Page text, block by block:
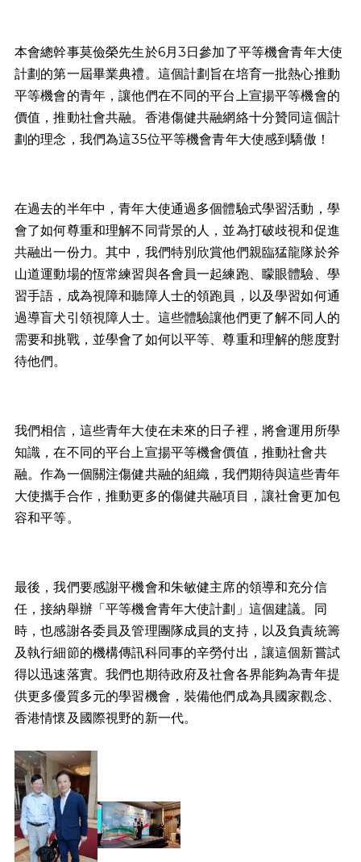
本會總幹事莫儉榮先生於6月3日參加了平等機會青年大使
計劃的第一屆畢業典禮。這個計劃旨在培育一批熱心推動
平等機會的青年，讓他們在不同的平台上宣揚平等機會的
價值，推動社會共融。香港傷健共融網絡十分贊同這個計
劃的理念，我們為這35位平等機會青年大使感到驕傲！
在過去的半年中，青年大使通過多個體驗式學習活動，學
會了如何尊重和理解不同背景的人，並為打破歧視和促進
共融出一份力。其中，我們特別欣賞他們親臨猛龍隊於斧
山道運動場的恆常練習與各會員一起練跑、矇眼體驗、學
習手語，成為視障和聽障人士的領跑員，以及學習如何通
過導盲犬引領視障人士。這些體驗讓他們更了解不同人的
需要和挑戰，並學會了如何以平等、尊重和理解的態度對
待他們。
我們相信，這些青年大使在未來的日子裡，將會運用所學
知識，在不同的平台上宣揚平等機會價值，推動社會共
融。作為一個關注傷健共融的組織，我們期待與這些青年
大使攜手合作，推動更多的傷健共融項目，讓社會更加包
容和平等。
最後，我們要感謝平機會和朱敏健主席的領導和充分信
任，接納舉辦「平等機會青年大使計劃」這個建議。同
時，也感謝各委員及管理團隊成員的支持，以及負責統籌
及執行細節的機構傳訊科同事的辛勞付出，讓這個新嘗試
得以迅速落實。我們也期待政府及社會各界能夠為青年提
供更多優質多元的學習機會，裝備他們成為具國家觀念、
香港情懷及國際視野的新一代。